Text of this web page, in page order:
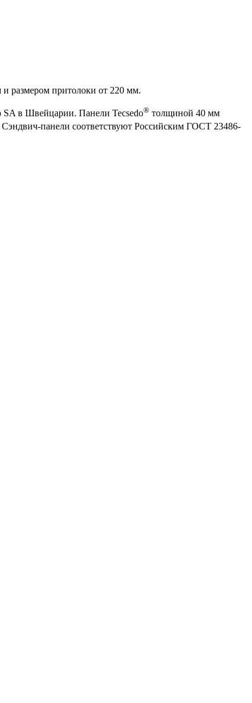
размером притолоки от 220 мм.
SA в Швейцарии. Панели Tecsedo® толщиной 40 мм
панели соответствуют Российским ГОСТ 23486-